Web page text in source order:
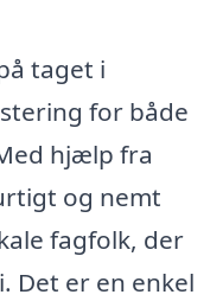
taget i
for både
hjælp fra
og nemt
fagfolk, der
Det er en enkel